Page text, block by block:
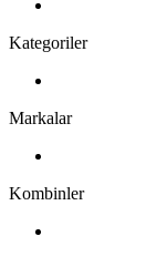
Kategoriler
Markalar
Kombinler